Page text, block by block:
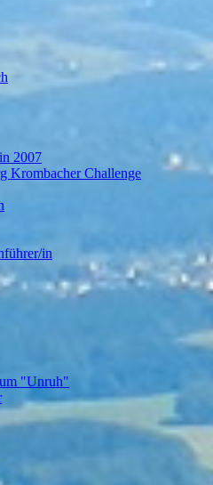
2007
Krombacher Challenge
in
"Unruh"